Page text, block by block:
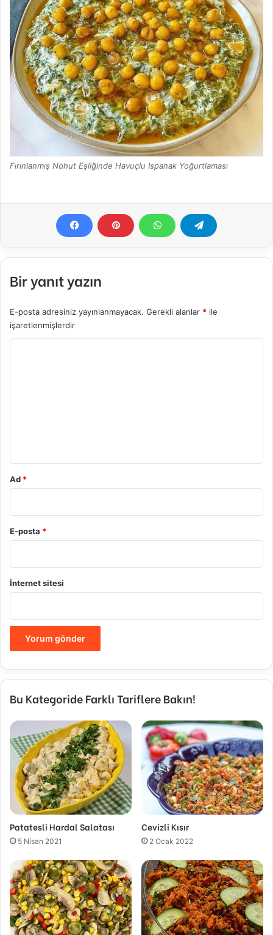
Fırınlanmış Nohut Eşliğinde Havuçlu Ispanak Yoğurtlaması
Bir yanıt yazın
E-posta adresiniz yayınlanmayacak. Gerekli alanlar * ile
işaretlenmişlerdir
Ad *
E-posta *
İnternet sitesi
Bu Kategoride Farklı Tariflere Bakın!
Patatesli Hardal Salatası
5 Nisan 2021
Cevizli Kısır
2 Ocak 2022